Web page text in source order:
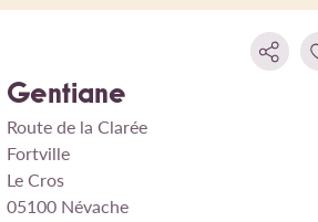
Gentiane
Route de la Clarée
Fortville
Le Cros
05100 Névache